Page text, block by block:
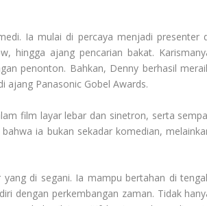
Ia mulai di percaya menjadi presenter
hingga ajang pencarian bakat.
penonton. Bahkan, Denny berhasil
ajang Panasonic Gobel Awards.
film layar lebar dan sinetron, serta
ia bukan sekadar komedian,
di segani. Ia mampu bertahan di
dengan perkembangan zaman. Tidak